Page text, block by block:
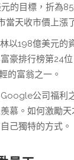
的目標，折為
當天收市價上漲
以198億美元的
豪排行榜第24
的富翁之一。
公司福利
慕。如何激勵
己獨特的方式。